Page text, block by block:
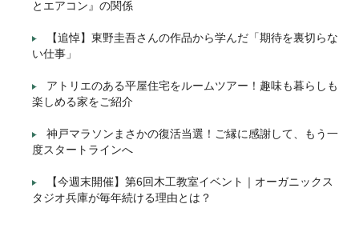
とエアコン』の関係
【追悼】東野圭吾さんの作品から学んだ「期待を裏切らな
い仕事」
アトリエのある平屋住宅をルームツアー！趣味も暮らしも
楽しめる家をご紹介
神戸マラソンまさかの復活当選！ご縁に感謝して、もう一
度スタートラインへ
【今週末開催】第6回木工教室イベント｜オーガニックス
タジオ兵庫が毎年続ける理由とは？